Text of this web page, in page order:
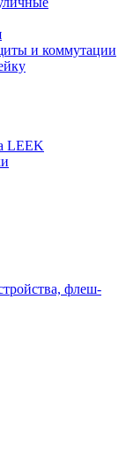
и коммутации
LEEK
флеш-